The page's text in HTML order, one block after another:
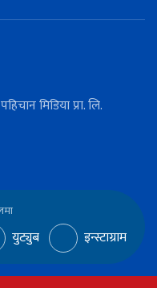
मिडिया प्रा. लि.
युट्युब इन्स्टाग्राम